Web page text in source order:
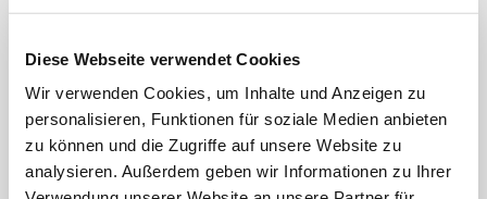
Diese Webseite verwendet Cookies
Wir verwenden Cookies, um Inhalte und Anzeigen zu
personalisieren, Funktionen für soziale Medien anbieten
zu können und die Zugriffe auf unsere Website zu
analysieren. Außerdem geben wir Informationen zu Ihrer
Aktivität auf als die nicht medizierten Patienten.
morphologische Ergebnisse mit Vorsicht zu
interpretieren sind (7).
Die gleich zu Beginn des FAZ-Artikels geäußerte
Aussage, dass die Prognose einer Schizophrenie
durch Absetzen der Medikation (auch gegen